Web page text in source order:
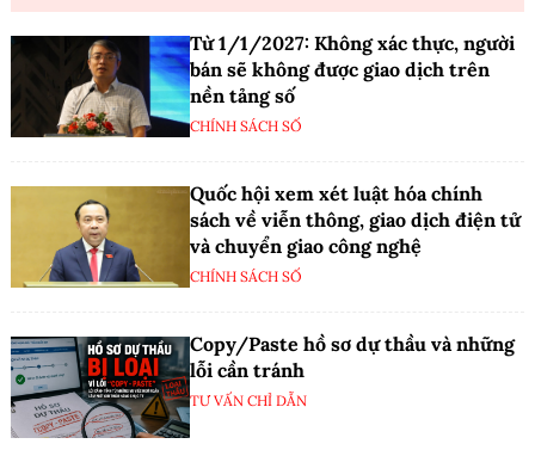
Từ 1/1/2027: Không xác thực, người
bán sẽ không được giao dịch trên
nền tảng số
CHÍNH SÁCH SỐ
Quốc hội xem xét luật hóa chính
sách về viễn thông, giao dịch điện tử
và chuyển giao công nghệ
CHÍNH SÁCH SỐ
Copy/Paste hồ sơ dự thầu và những
lỗi cần tránh
TƯ VẤN CHỈ DẪN